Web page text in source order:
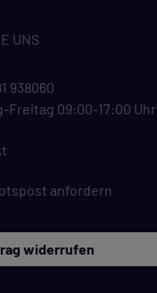
UNS
938060
Freitag 09:00-17:00 Uhr
anfordern
widerrufen